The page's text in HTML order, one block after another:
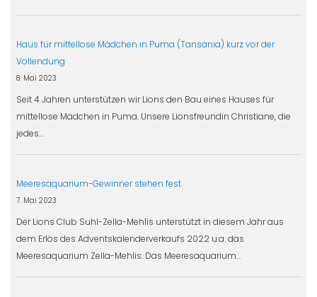
Haus für mittellose Mädchen in Puma (Tansania) kurz vor der
Vollendung
8. Mai 2023
Seit 4 Jahren unterstützen wir Lions den Bau eines Hauses für
mittellose Mädchen in Puma. Unsere Lionsfreundin Christiane, die
jedes…
Meeresaquarium-Gewinner stehen fest
7. Mai 2023
Der Lions Club Suhl-Zella-Mehlis unterstützt in diesem Jahr aus
dem Erlös des Adventskalenderverkaufs 2022 u.a. das
Meeresaquarium Zella-Mehlis. Das Meeresaquarium…